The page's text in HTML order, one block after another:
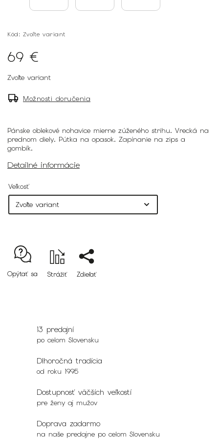
Kód: Zvoľte variant
69 €
Zvoľte variant
Možnosti doručenia
Pánske oblekové nohavice mierne zúženého strihu. Vrecká na
prednom diely. Pútka na opasok. Zapínanie na zips a
gombík.
Detailné informácie
Veľkosť
Opýtať sa Strážiť Zdieľať
13 predajní
po celom Slovensku
Dlhoročná tradícia
od roku 1995
Dostupnosť väčších veľkostí
pre ženy aj mužov
Doprava zadarmo
na naše predajne po celom Slovensku